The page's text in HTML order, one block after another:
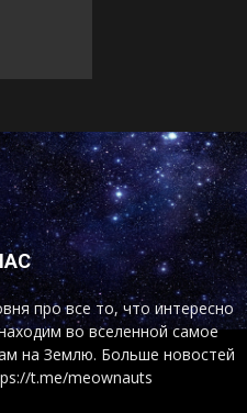
про все то, что интересно
во вселенной самое
на Землю. Больше новостей
t.me/meownauts